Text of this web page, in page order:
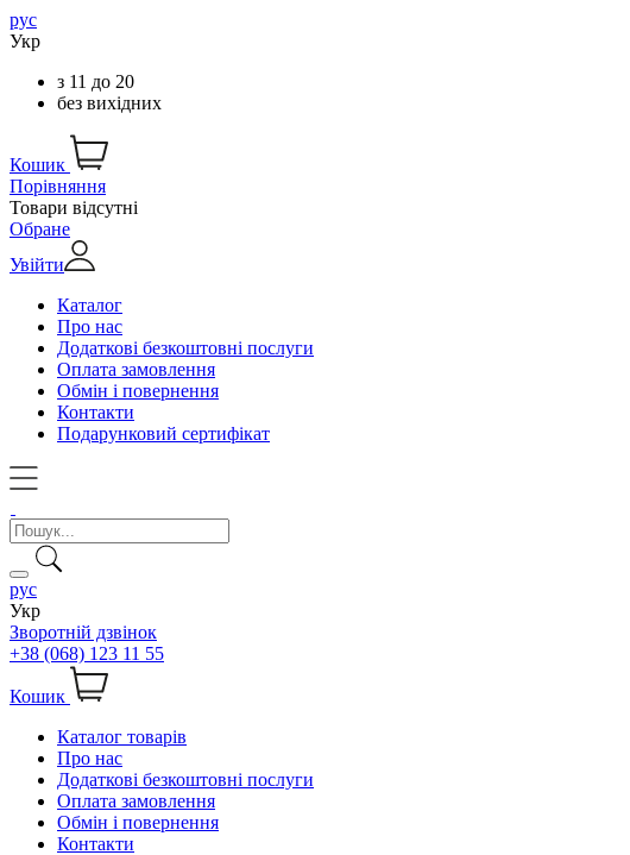
рус
Укр
з 11 до 20
без вихідних
Кошик
Порівняння
Товари відсутні
Обране
Увійти
Каталог
Про нас
Додаткові безкоштовні послуги
Оплата замовлення
Обмін і повернення
Контакти
Подарунковий сертифікат
рус
Укр
Зворотній дзвінок
+38 (068) 123 11 55
Кошик
Каталог товарів
Про нас
Додаткові безкоштовні послуги
Оплата замовлення
Обмін і повернення
Контакти